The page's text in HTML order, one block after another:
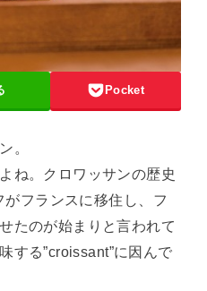
Pocket
。
ね。クロワッサンの歴史
フランスに移住し、フ
たのが始まりと言われて
する”croissant”に因んで